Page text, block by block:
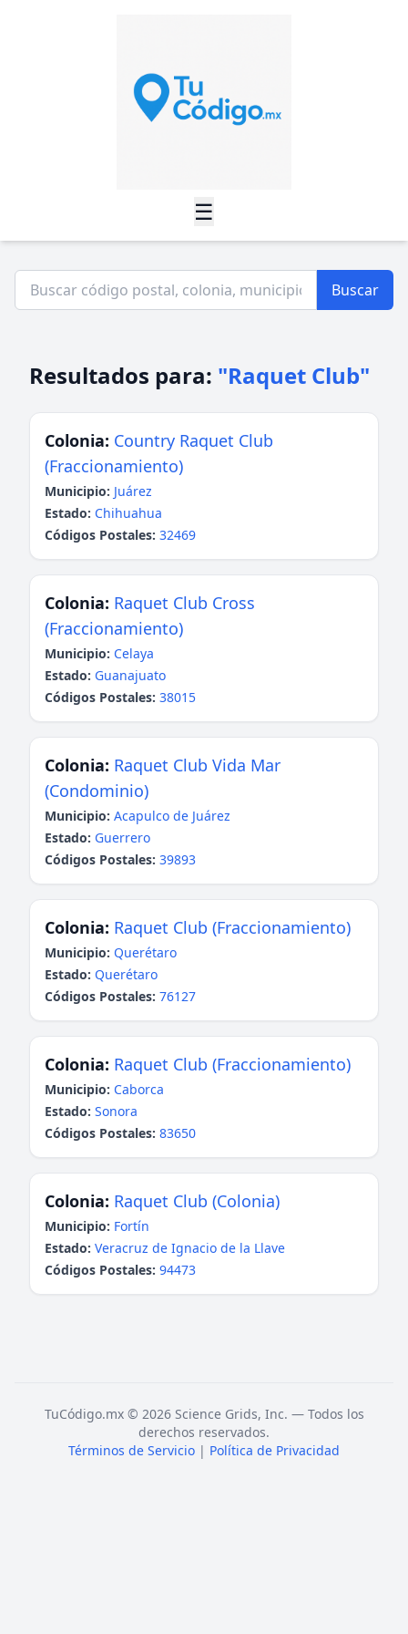
☰
Buscar
Resultados para: "Raquet Club"
Colonia: Country Raquet Club
(Fraccionamiento)
Municipio: Juárez
Estado: Chihuahua
Códigos Postales: 32469
Colonia: Raquet Club Cross
(Fraccionamiento)
Municipio: Celaya
Estado: Guanajuato
Códigos Postales: 38015
Colonia: Raquet Club Vida Mar
(Condominio)
Municipio: Acapulco de Juárez
Estado: Guerrero
Códigos Postales: 39893
Colonia: Raquet Club (Fraccionamiento)
Municipio: Querétaro
Estado: Querétaro
Códigos Postales: 76127
Colonia: Raquet Club (Fraccionamiento)
Municipio: Caborca
Estado: Sonora
Códigos Postales: 83650
Colonia: Raquet Club (Colonia)
Municipio: Fortín
Estado: Veracruz de Ignacio de la Llave
Códigos Postales: 94473
TuCódigo.mx © 2026 Science Grids, Inc. — Todos los
derechos reservados.
Términos de Servicio | Política de Privacidad